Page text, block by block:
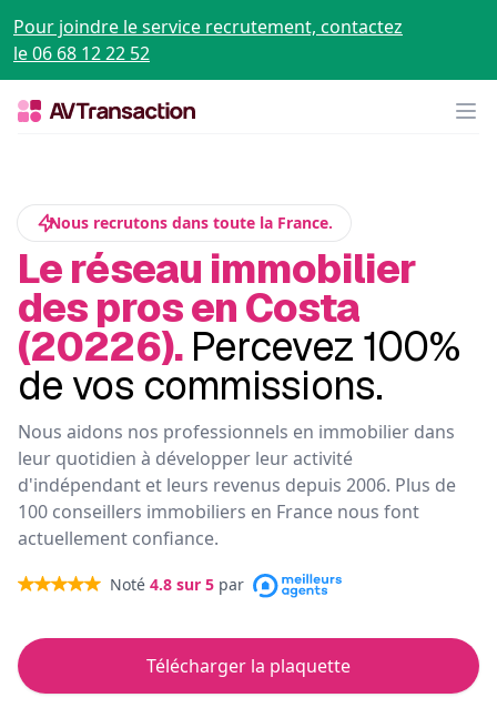
Pour joindre le service recrutement, contactez
le 06 68 12 22 52
Nous recrutons dans toute la France.
Le réseau immobilier
des pros en Costa
(20226). Percevez 100%
de vos commissions.
Nous aidons nos professionnels en immobilier dans
leur quotidien à développer leur activité
d'indépendant et leurs revenus depuis 2006. Plus de
100 conseillers immobiliers en France nous font
actuellement confiance.
Noté 4.8 sur 5 par
Télécharger la plaquette